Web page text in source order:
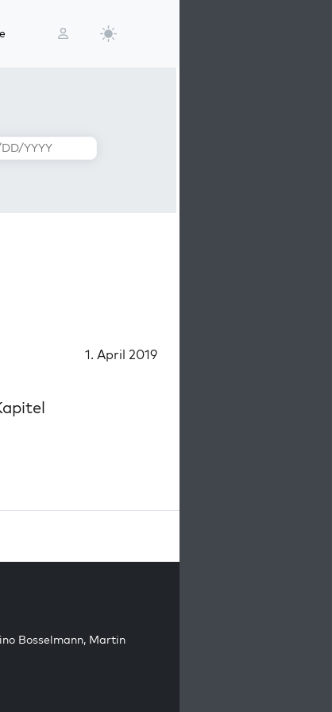
1. April 2019
Bosselmann, Martin